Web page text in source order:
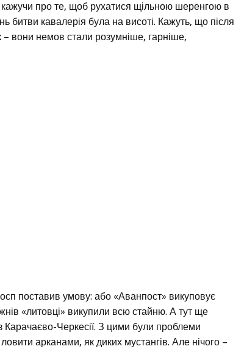
кажучи про те, щоб рухатися щільною шеренгою в
битви кавалерія була на висоті. Кажуть, що після
– вони немов стали розумніше, гарніше,
поставив умову: або «Аванпост» викуповує
«литовці» викупили всю стайню. А тут ще
Карачаєво-Черкесії. З цими були проблеми
арканами, як диких мустангів. Але нічого –